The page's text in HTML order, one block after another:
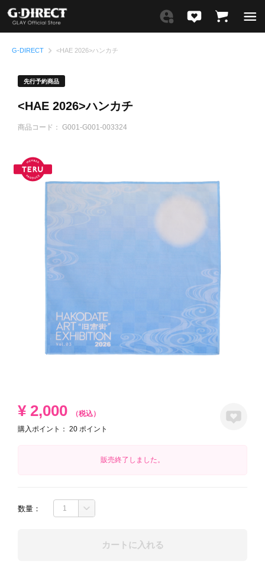
G-DIRECT <HAE 2026>ハンカチ
先行予約商品
<HAE 2026>ハンカチ
商品コード： G001-G001-003324
¥ 2,000
（税込）
購入ポイント： 20 ポイント
販売終了しました。
数量：
カートに入れる